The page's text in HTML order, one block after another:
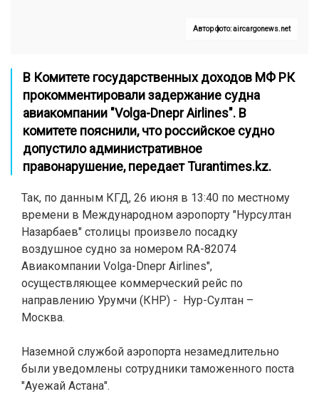
Автор фото: aircargonews.net
В Комитете государственных доходов МФ РК
прокомментировали задержание судна
авиакомпании "Volga-Dnepr Airlines". В
комитете пояснили, что российское судно
допустило административное
правонарушение, передаетTurantimes.kz.
Так, по данным КГД, 26 июня в 13:40 по местному
времени в Международном аэропорту "Нурсултан
Назарбаев" столицы произвело посадку
воздушное судно за номером RA-82074
Авиакомпании Volga-Dnepr Airlines",
осуществляющее коммерческий рейс по
направлению Урумчи (КНР) - Нур-Султан –
Москва.
Наземной службой аэропорта незамедлительно
были уведомлены сотрудники таможенного поста
"Ауежай Астана".